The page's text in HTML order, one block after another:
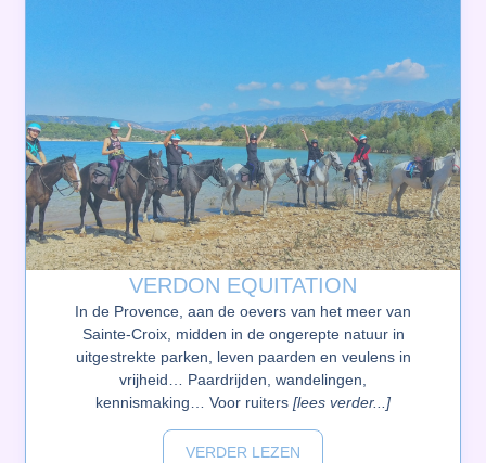
VERDON EQUITATION
In de Provence, aan de oevers van het meer van
Sainte-Croix, midden in de ongerepte natuur in
uitgestrekte parken, leven paarden en veulens in
vrijheid… Paardrijden, wandelingen,
kennismaking… Voor ruiters [lees verder...]
VERDER LEZEN